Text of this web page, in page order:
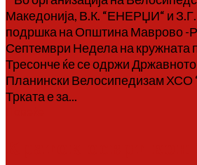
Македонија, В.К. “ЕНЕРЏИ“ и З.Г.
подршка на Општина Маврово -
Септември Недела на кружната
Тресонче ќе се одржи
Планински Велосипедизам ХСО
Трката е за...